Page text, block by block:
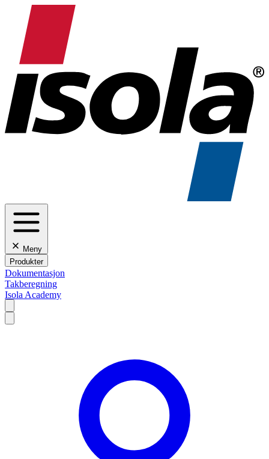
Meny
Produkter
Dokumentasjon
Takberegning
Isola Academy